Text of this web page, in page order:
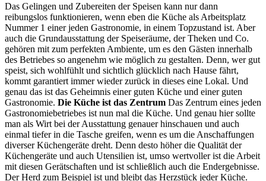
Das Gelingen und Zubereiten der Speisen kann nur dann
reibungslos funktionieren, wenn eben die Küche als Arbeitsplatz
Nummer 1 einer jeden Gastronomie, in einem Topzustand ist. Aber
auch die Grundausstattung der Speiseräume, der Theken und Co.
gehören mit zum perfekten Ambiente, um es den Gästen innerhalb
des Betriebes so angenehm wie möglich zu gestalten. Denn, wer gut
speist, sich wohlfühlt und sichtlich glücklich nach Hause fährt,
kommt garantiert immer wieder zurück in dieses eine Lokal. Und
genau das ist das Geheimnis einer guten Küche und einer guten
Gastronomie. Die Küche ist das Zentrum Das Zentrum eines jeden
Gastronomiebetriebes ist nun mal die Küche. Und genau hier sollte
man als Wirt bei der Ausstattung genauer hinschauen und auch
einmal tiefer in die Tasche greifen, wenn es um die Anschaffungen
diverser Küchengeräte dreht. Denn desto höher die Qualität der
Küchengeräte und auch Utensilien ist, umso wertvoller ist die Arbeit
mit diesen Gerätschaften und ist schließlich auch die Endergebnisse.
Der Herd zum Beispiel ist und bleibt das Herzstück jeder Küche.